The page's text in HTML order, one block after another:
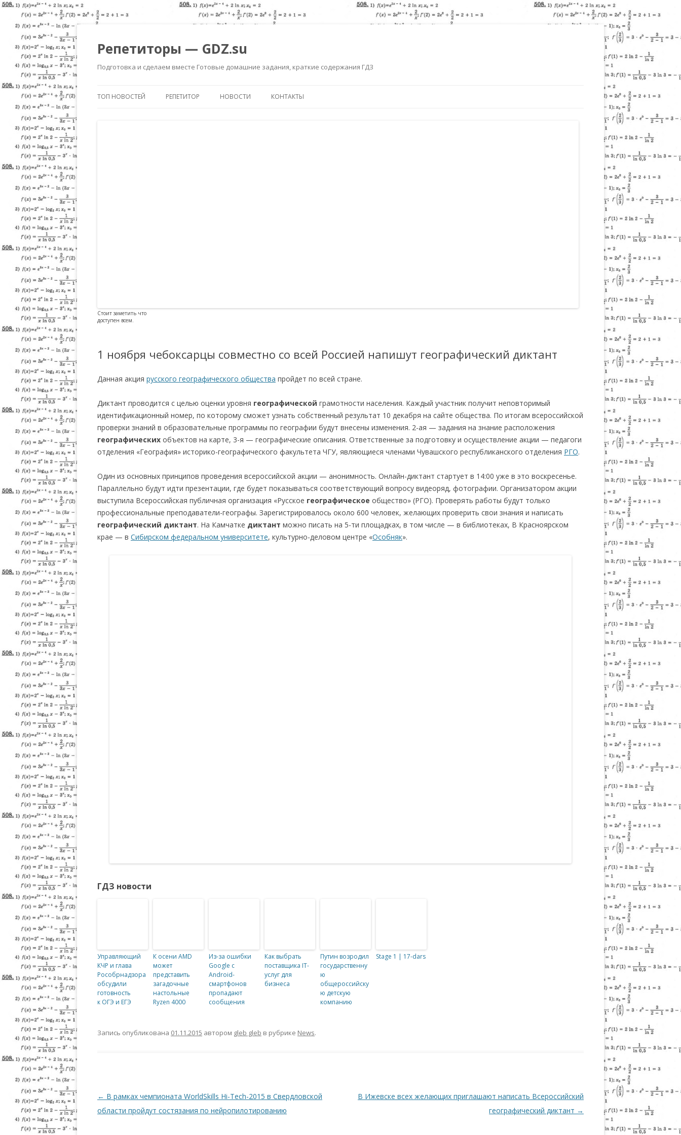
Репетиторы — GDZ.su
Подготовка и сделаем вместе Готовые домашние задания, краткие содержания ГДЗ
ТОП НОВОСТЕЙ РЕПЕТИТОР НОВОСТИ КОНТАКТЫ
Стоит заметить что
доступен всем.
1 ноября чебоксарцы совместно со всей Россией напишут географический диктант
Данная акция русского географического общества пройдет по всей стране.
Диктант проводится с целью оценки уровня географической грамотности населения. Каждый участник получит неповторимый
идентификационный номер, по которому сможет узнать собственный результат 10 декабря на сайте общества. По итогам всероссийской
проверки знаний в образовательные программы по географии будут внесены изменения. 2-ая — задания на знание расположения
географических объектов на карте, 3-я — географические описания. Ответственные за подготовку и осуществление акции — педагоги
отделения «География» историко-географического факультета ЧГУ, являющиеся членами Чувашского республиканского отделения РГО.
Один из основных принципов проведения всероссийской акции — анонимность. Онлайн-диктант стартует в 14:00 уже в это воскресенье.
Параллельно будут идти презентации, где будет показываться соответствующий вопросу видеоряд, фотографии. Организатором акции
выступила Всероссийская публичная организация «Русское географическое общество» (РГО). Проверять работы будут только
профессиональные преподаватели-географы. Зарегистрировалось около 600 человек, желающих проверить свои знания и написать
географический диктант. На Камчатке диктант можно писать на 5-ти площадках, в том числе — в библиотеках, В Красноярском
крае — в Сибирском федеральном университете, культурно-деловом центре «Особняк».
ГДЗ новости
Управляющий
КЧР и глава
Рособрнадзора
обсудили
готовность
к ОГЭ и ЕГЭ
К осени AMD
может
представить
загадочные
настольные
Ryzen 4000
Из-за ошибки
Google с
Android-
смартфонов
пропадают
сообщения
Как выбрать
поставщика IT-
услуг для
бизнеса
Путин возродил
государственну
ю
общероссийску
ю детскую
компанию
Stage 1 | 17-dars
Запись опубликована 01.11.2015 автором gleb gleb в рубрике News.
Навигация по записям
← В рамках чемпионата WorldSkills Hi-Tech-2015 в Свердловской
области пройдут состязания по нейропилотированию
В Ижевске всех желающих приглашают написать Всероссийский
географический диктант →